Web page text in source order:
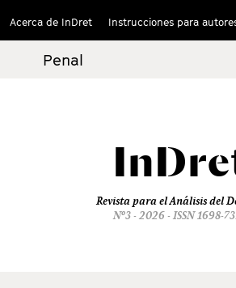
Acerca de InDret Instrucciones para
Penal
Revista para el Análisis del
Nº3 - 2026 - ISSN 1698-